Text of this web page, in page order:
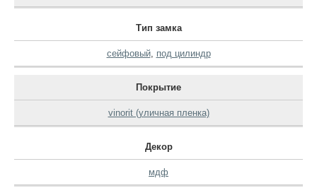
Тип замка
сейфовый, под цилиндр
Покрытие
vinorit (уличная пленка)
Декор
мдф